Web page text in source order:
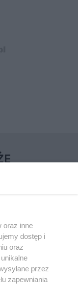
AKTUALNOŚCI
oraz inne
dostęp i
oraz
przez
zapewniania